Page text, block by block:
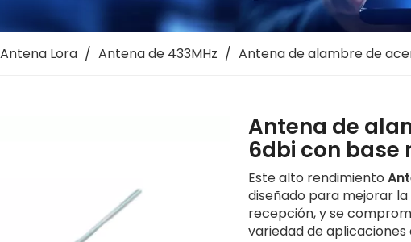
Antena Lora / Antena de 433MHz / Antena de alambre de
Antena de
6dbi con base
Este alto rendimiento
diseñado para mejorar
recepción, y se
variedad de aplicaciones